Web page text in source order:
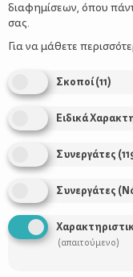
θηλασμού
διαφημίσεων, όπου
σας.
Για να μάθετε
Σκοποί(11)
Ειδικά
Συνεργάτες (
Συνεργάτες
(απαιτούμενο)